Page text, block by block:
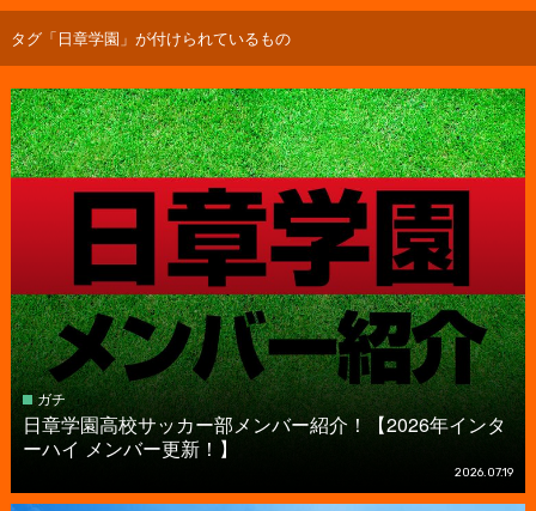
タグ「日章学園」が付けられているもの
ガチ
日章学園高校サッカー部メンバー紹介！【2026年インタ
ーハイ メンバー更新！】
2026.07.19